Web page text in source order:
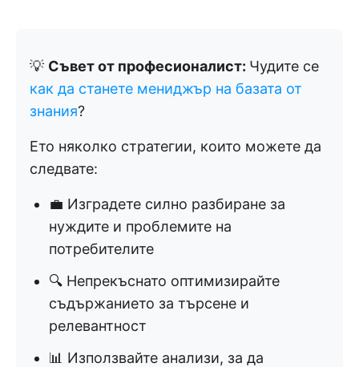
💡 Съвет от професионалист: Чудите се
как да станете мениджър на базата от
знания?
Ето няколко стратегии, които можете да
следвате:
💼 Изградете силно разбиране за
нуждите и проблемите на
потребителите
🔍 Непрекъснато оптимизирайте
съдържанието за търсене и
релевантност
📊 Използвайте анализи, за да